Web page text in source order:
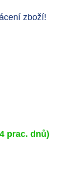
zboží!
prac. dnů)